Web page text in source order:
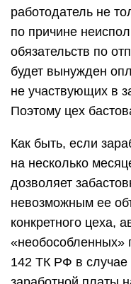
работодатель не
по причине
обязательств по
будет вынужден
не участвующих в
Поэтому цех
Как быть, если
на несколько
дозволяет
невозможным ее
конкретного цеха,
«необособленных»
142 ТК РФ в